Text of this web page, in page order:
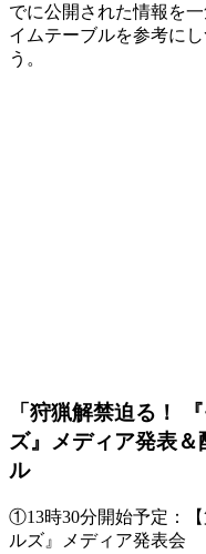
でに公開された情報を
イムテーブルを参考に
う。
「狩猟解禁迫る！
ズ』メディア発表
ル
①13時30分開始予定：
ルズ』メディア発表会